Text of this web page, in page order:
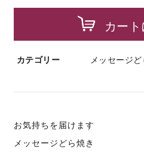
カー
カテゴリー メッセージど
お気持ちを届けます
メッセージどら焼き